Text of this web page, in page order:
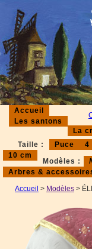
Accueil
Les santons
La
Taille : Puce 4
10 cm
Modèles :
Arbres &
Accueil > Modèles >